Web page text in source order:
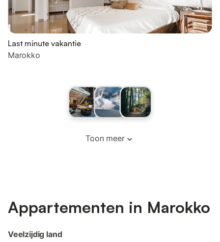
Last minute vakantie
Marokko
Toon meer
Appartementen in Marokko
Veelzijdig land